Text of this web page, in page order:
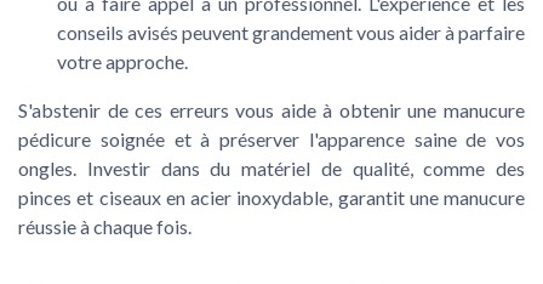
conseils avisés peuvent grandement vous aider à parfaire
votre approche.
S'abstenir de ces erreurs vous aide à obtenir une manucure
pédicure soignée et à préserver l'apparence saine de vos
ongles. Investir dans du matériel de qualité, comme des
pinces et ciseaux en acier inoxydable, garantit une manucure
réussie à chaque fois.